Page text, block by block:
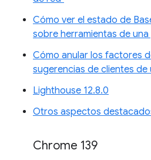
Cómo ver el estado de
sobre herramientas de
Cómo anular los factores
sugerencias de clientes
Lighthouse 12.8.0
Otros aspectos
Chrome 139